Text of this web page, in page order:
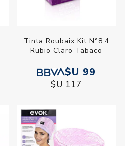
Tinta Roubaix Kit N°8.4
Rubio Claro Tabaco
$U 99
$U 117